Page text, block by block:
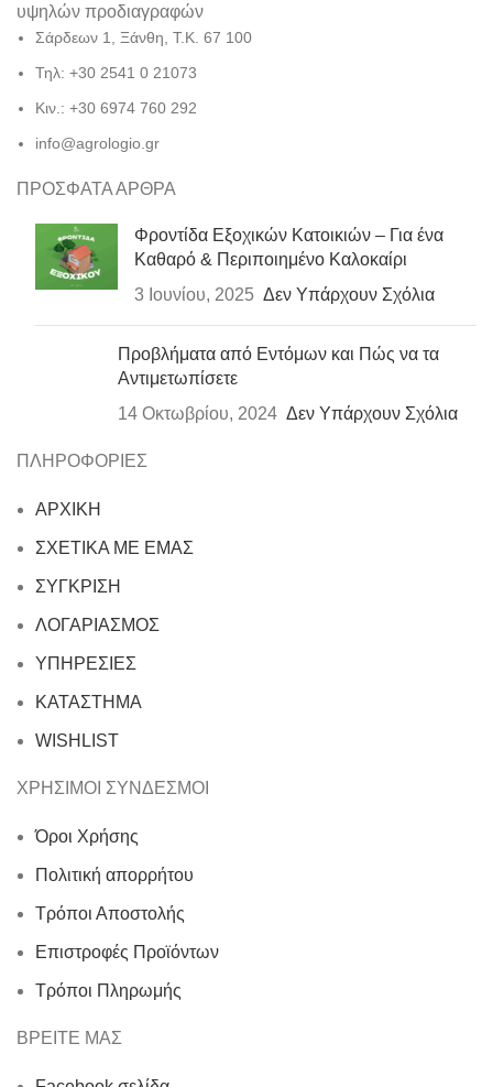
υψηλών προδιαγραφών
Σάρδεων 1, Ξάνθη, Τ.Κ. 67 100
Τηλ: +30 2541 0 21073
Κιν.: +30 6974 760 292
info@agrologio.gr
ΠΡΟΣΦΑΤΑ ΑΡΘΡΑ
Φροντίδα Εξοχικών Κατοικιών – Για ένα
Καθαρό & Περιποιημένο Καλοκαίρι
3 Ιουνίου, 2025 Δεν Υπάρχουν Σχόλια
Προβλήματα από Εντόμων και Πώς να τα
Αντιμετωπίσετε
14 Οκτωβρίου, 2024 Δεν Υπάρχουν Σχόλια
ΠΛΗΡΟΦΟΡΙΕΣ
ΑΡΧΙΚΗ
ΣΧΕΤΙΚΑ ΜΕ ΕΜΑΣ
ΣΥΓΚΡΙΣΗ
ΛΟΓΑΡΙΑΣΜΟΣ
ΥΠΗΡΕΣΙΕΣ
ΚΑΤΑΣΤΗΜΑ
WISHLIST
ΧΡΗΣΙΜΟΙ ΣΥΝΔΕΣΜΟΙ
Όροι Χρήσης
Πολιτική απορρήτου
Τρόποι Αποστολής
Επιστροφές Προϊόντων
Τρόποι Πληρωμής
ΒΡΕΙΤΕ ΜΑΣ